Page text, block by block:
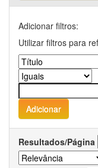
Adicionar filtros:
Utilizar filtros para
Resultados/Página